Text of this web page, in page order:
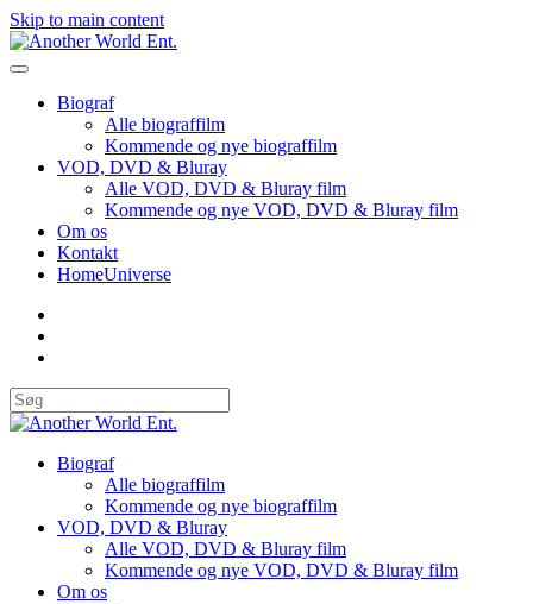
Skip to main content
Biograf
Alle biograffilm
Kommende og nye biograffilm
VOD, DVD & Bluray
Alle VOD, DVD & Bluray film
Kommende og nye VOD, DVD & Bluray film
Om os
Kontakt
HomeUniverse
Biograf
Alle biograffilm
Kommende og nye biograffilm
VOD, DVD & Bluray
Alle VOD, DVD & Bluray film
Kommende og nye VOD, DVD & Bluray film
Om os